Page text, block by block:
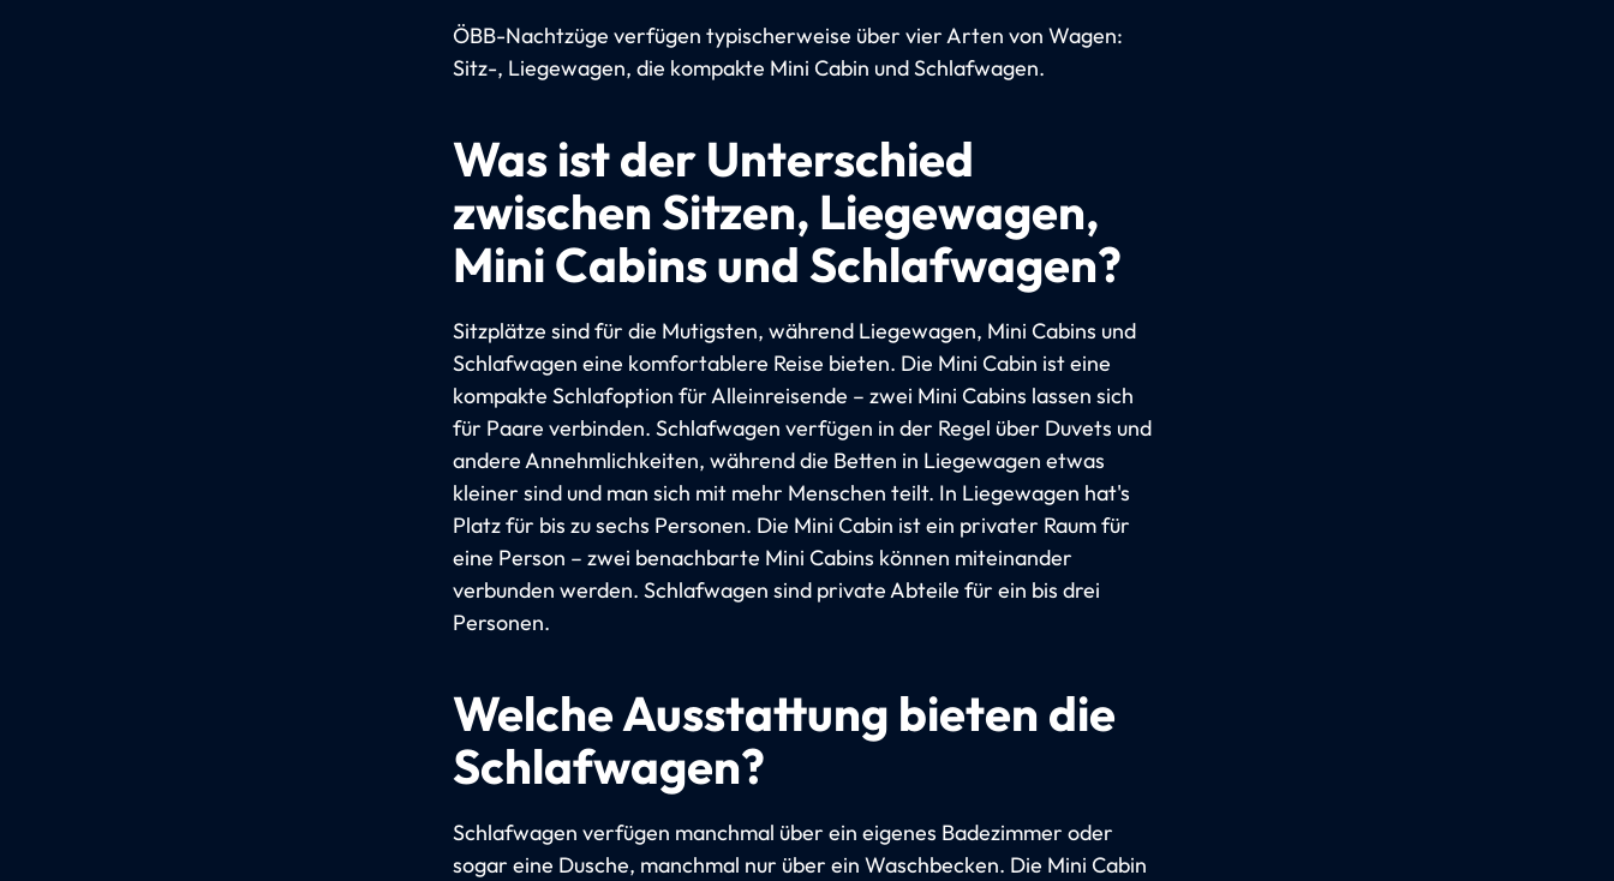
ÖBB-Nachtzüge verfügen typischerweise über vier Arten von Wagen:
Sitz-, Liegewagen, die kompakte Mini Cabin und Schlafwagen.
Was ist der Unterschied
zwischen Sitzen, Liegewagen,
Mini Cabins und Schlafwagen?
Sitzplätze sind für die Mutigsten, während Liegewagen, Mini Cabins und
Schlafwagen eine komfortablere Reise bieten. Die Mini Cabin ist eine
kompakte Schlafoption für Alleinreisende – zwei Mini Cabins lassen sich
für Paare verbinden. Schlafwagen verfügen in der Regel über Duvets und
andere Annehmlichkeiten, während die Betten in Liegewagen etwas
kleiner sind und man sich mit mehr Menschen teilt. In Liegewagen hat's
Platz für bis zu sechs Personen. Die Mini Cabin ist ein privater Raum für
eine Person – zwei benachbarte Mini Cabins können miteinander
verbunden werden. Schlafwagen sind private Abteile für ein bis drei
Personen.
Welche Ausstattung bieten die
Schlafwagen?
Schlafwagen verfügen manchmal über ein eigenes Badezimmer oder
sogar eine Dusche, manchmal nur über ein Waschbecken. Die Mini Cabin